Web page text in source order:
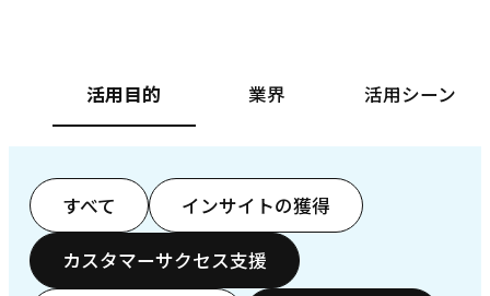
活用目的 業界 活用シーン
すべて インサイトの獲得
カスタマーサクセス支援